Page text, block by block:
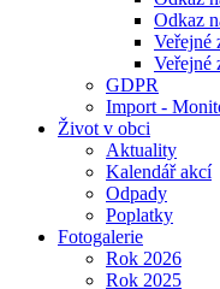
Odkaz
Veřejné
Veřejné
GDPR
Import -
Život v obci
Aktuality
Kalendář akcí
Odpady
Poplatky
Fotogalerie
Rok 2026
Rok 2025